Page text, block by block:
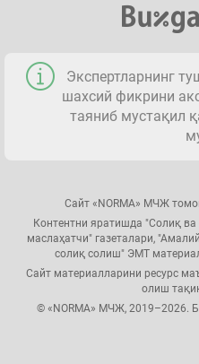
Экспертларнинг
шахсий фикрини
таяниб мустақил
Сайт «NORMA» МЧЖ
Контентни яратишда "Солиқ
маслаҳатчи" газеталари,
солиқ солиш" ЭМТ
Сайт материалларини ресурс
олиш
© «NORMA» МЧЖ, 2019–2026.